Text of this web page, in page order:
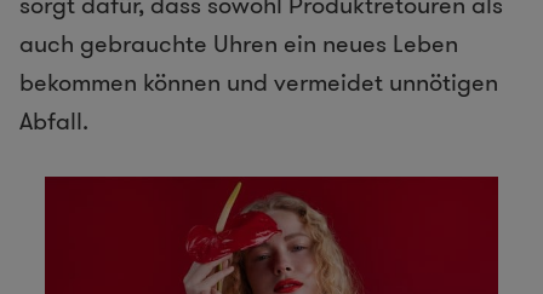
auch gebrauchte Uhren ein neues Leben
bekommen können und vermeidet unnötigen
Abfall.